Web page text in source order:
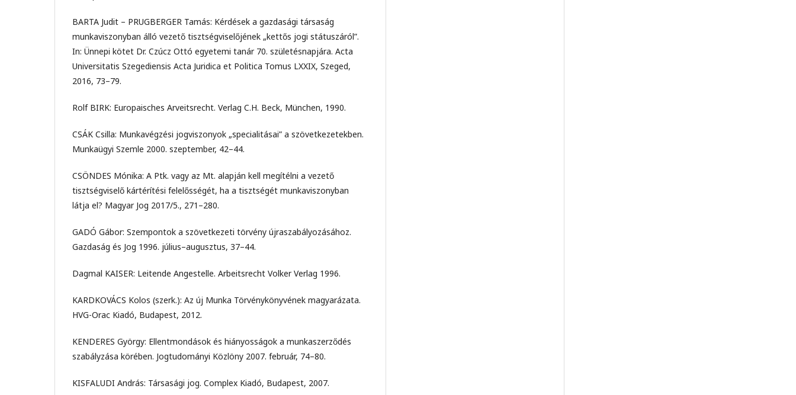
BARTA Judit – PRUGBERGER Tamás: Kérdések a gazdasági társaság
munkaviszonyban álló vezető tisztségviselőjének „kettős jogi státuszáról”.
In: Ünnepi kötet Dr. Czúcz Ottó egyetemi tanár 70. születésnapjára. Acta
Universitatis Szegediensis Acta Juridica et Politica Tomus LXXIX, Szeged,
2016, 73–79.
Rolf BIRK: Europaisches Arveitsrecht. Verlag C.H. Beck, München, 1990.
CSÁK Csilla: Munkavégzési jogviszonyok „specialitásai” a szövetkezetekben.
Munkaügyi Szemle 2000. szeptember, 42–44.
CSÖNDES Mónika: A Ptk. vagy az Mt. alapján kell megítélni a vezető
tisztségviselő kártérítési felelősségét, ha a tisztségét munkaviszonyban
látja el? Magyar Jog 2017/5., 271–280.
GADÓ Gábor: Szempontok a szövetkezeti törvény újraszabályozásához.
Gazdaság és Jog 1996. július–augusztus, 37–44.
Dagmal KAISER: Leitende Angestelle. Arbeitsrecht Volker Verlag 1996.
KARDKOVÁCS Kolos (szerk.): Az új Munka Törvénykönyvének magyarázata.
HVG-Orac Kiadó, Budapest, 2012.
KENDERES György: Ellentmondások és hiányosságok a munkaszerződés
szabályzása körében. Jogtudományi Közlöny 2007. február, 74–80.
KISFALUDI András: Társasági jog. Complex Kiadó, Budapest, 2007.